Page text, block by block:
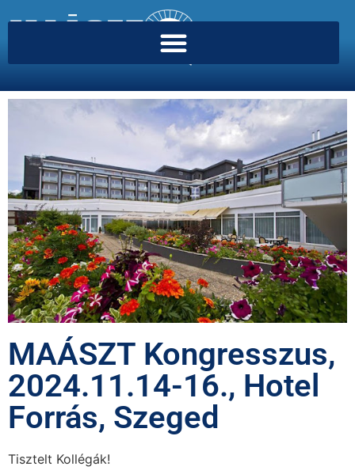
MAÁSZT Kongresszus,
2024.11.14-16., Hotel
Forrás, Szeged
Tisztelt Kollégák!